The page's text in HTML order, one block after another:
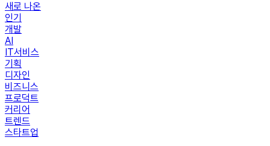
새로 나온
인기
개발
AI
IT서비스
기획
디자인
비즈니스
프로덕트
커리어
트렌드
스타트업